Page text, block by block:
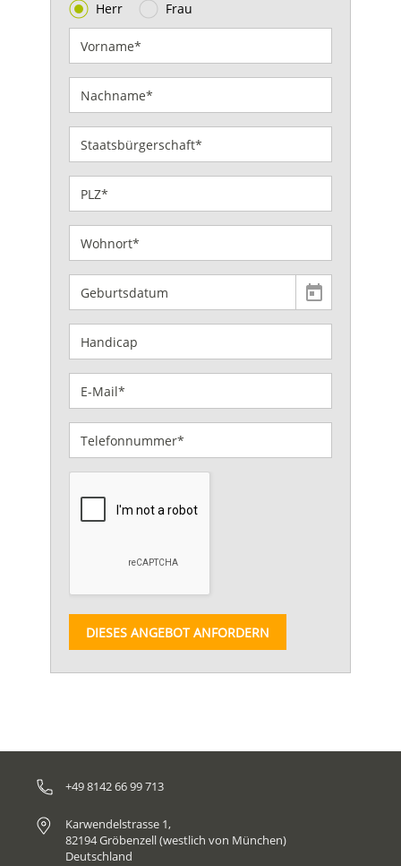
Herr Frau
DIESES ANGEBOT ANFORDERN
+49 8142 66 99 713
Karwendelstrasse 1,
82194 Gröbenzell (westlich von München)
Deutschland